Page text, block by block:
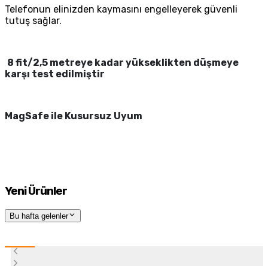
Telefonun elinizden kaymasını engelleyerek güvenli
tutuş sağlar.
8 fit/2,5 metreye kadar yükseklikten düşmeye
karşı test edilmiştir
MagSafe ile Kusursuz Uyum
Yeni Ürünler
Bu hafta gelenler